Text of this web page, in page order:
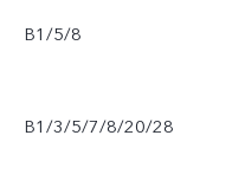
B1/5/8
B1/3/5/7/8/20/28